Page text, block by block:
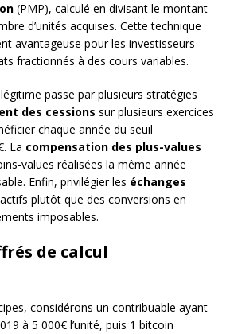
(PMP), calculé en divisant le montant
d’unités acquises. Cette technique
avantageuse pour les investisseurs
fractionnés à des cours variables.
passe par plusieurs stratégies
des cessions sur plusieurs exercices
chaque année du seuil
La compensation des plus-values
values réalisées la même année
Enfin, privilégier les échanges
plutôt que des conversions en
imposables.
de calcul
considérons un contribuable ayant
à 5 000€ l’unité, puis 1 bitcoin